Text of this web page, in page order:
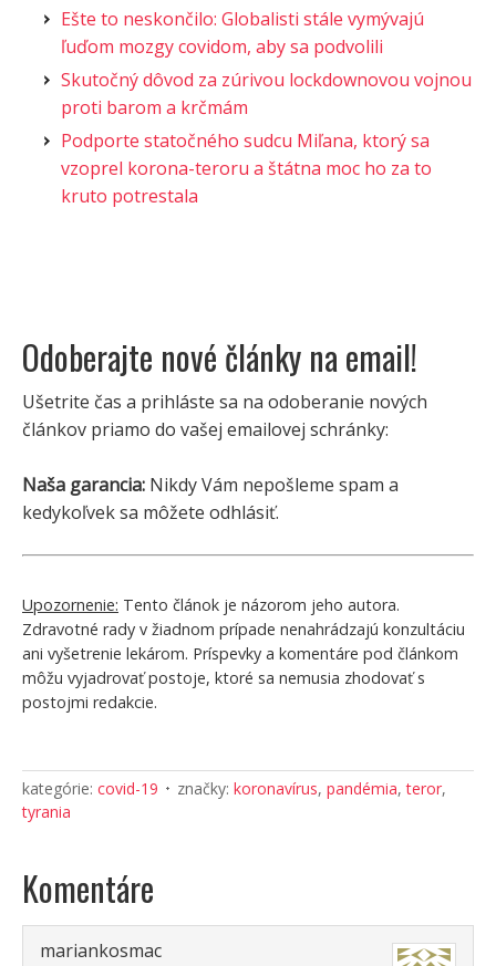
Ešte to neskončilo: Globalisti stále vymývajú
ľuďom mozgy covidom, aby sa podvolili
Skutočný dôvod za zúrivou lockdownovou vojnou
proti barom a krčmám
Podporte statočného sudcu Miľana, ktorý sa
vzoprel korona-teroru a štátna moc ho za to
kruto potrestala
Odoberajte nové články na email!
Ušetrite čas a prihláste sa na odoberanie nových
článkov priamo do vašej emailovej schránky:
Naša garancia: Nikdy Vám nepošleme spam a
kedykoľvek sa môžete odhlásiť.
Upozornenie: Tento článok je názorom jeho autora.
Zdravotné rady v žiadnom prípade nenahrádzajú konzultáciu
ani vyšetrenie lekárom. Príspevky a komentáre pod článkom
môžu vyjadrovať postoje, ktoré sa nemusia zhodovať s
postojmi redakcie.
kategórie: covid-19 značky: koronavírus, pandémia,teror,
tyrania
Komentáre
mariankosmac